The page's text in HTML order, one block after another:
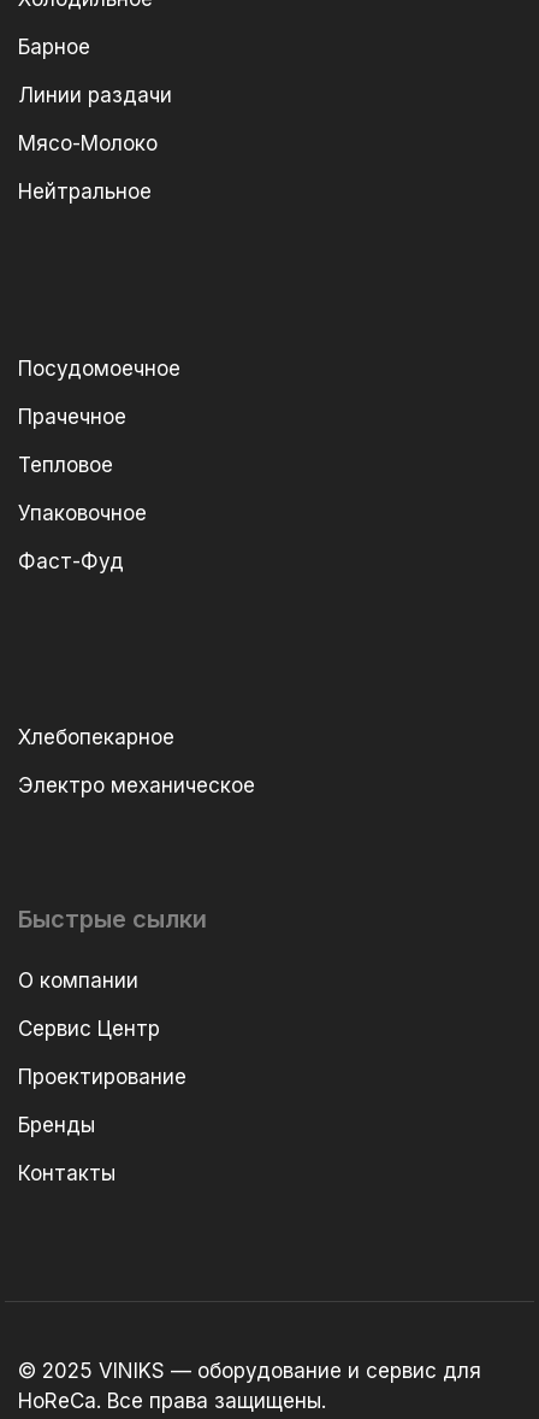
Барное
Линии раздачи
Мясо-Молоко
Нейтральное
Посудомоечное
Прачечное
Тепловое
Упаковочное
Фаст-Фуд
Хлебопекарное
Электро механическое
Быстрые сылки
О компании
Сервис Центр
Проектирование
Бренды
Контакты
© 2025 VINIKS — оборудование и сервис для
HoReCa. Все права защищены.